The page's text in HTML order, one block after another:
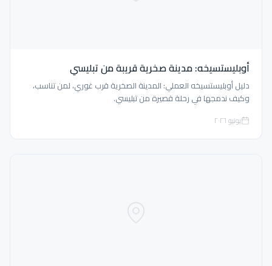
أوبليستسيخه: مدينة صخرية قريبة من تبليسي
دليل أوبليستسيخه العملي: المدينة الصخرية قرب غوري، لمن تناسب،
وكيف ندمجها في رحلة قصيرة من تبليسي.
يونيو ٢٠٢٦